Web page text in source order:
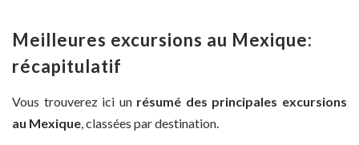
Meilleures excursions au Mexique:
récapitulatif
Vous trouverez ici un résumé des principales excursions
au Mexique, classées par destination.